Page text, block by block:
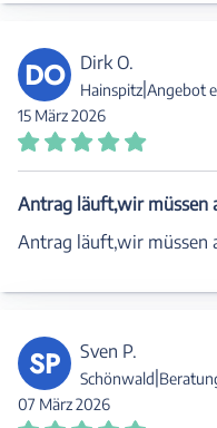
DO Dirk O.
Hainspitz Angebot
15 März 2026
Antrag läuft,wir müssen
Antrag läuft,wir müssen
SP Sven P.
Schönwald
07 März 2026